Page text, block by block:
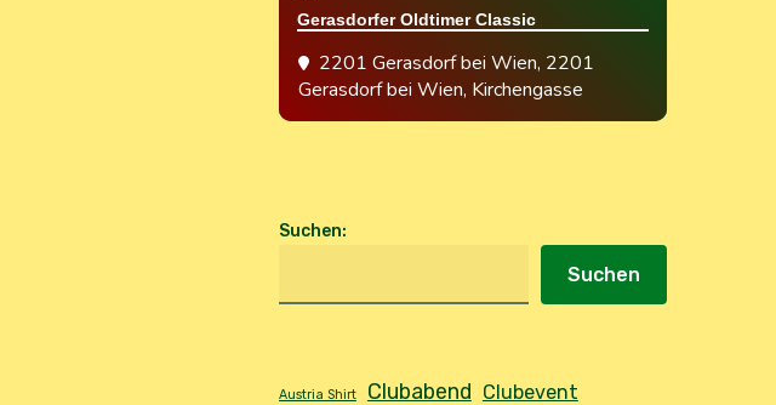
Gerasdorfer Oldtimer Classic
2201 Gerasdorf bei Wien, 2201
Gerasdorf bei Wien, Kirchengasse
Suchen:
Suchen
Austria Shirt Clubabend Clubevent